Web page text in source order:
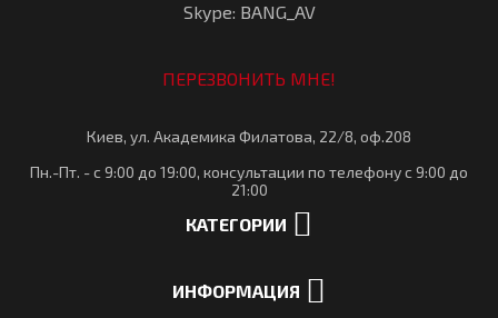
Skype: BANG_AV
ПЕРЕЗВОНИТЬ МНЕ!
Киев, ул. Академика Филатова, 22/8, оф.208
Пн.-Пт. - с 9:00 до 19:00, консультации по телефону с 9:00 до
21:00
КАТЕГОРИИ
ИНФОРМАЦИЯ